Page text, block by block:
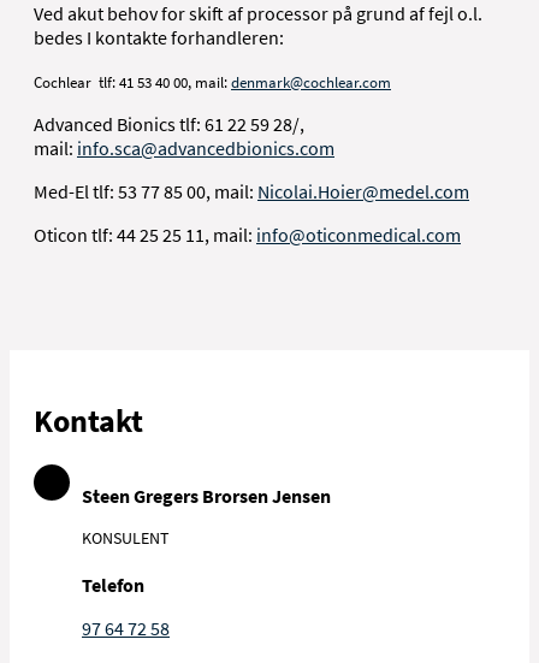
Ved akut behov for skift af processor på grund af fejl o.l.
bedes I kontakte forhandleren:
Cochlear tlf: 41 53 40 00, mail:denmark@cochlear.com
Advanced Bionics tlf: 61 22 59 28/,
mail: info.sca@advancedbionics.com
Med-El tlf: 53 77 85 00, mail: Nicolai.Hoier@medel.com
Oticon tlf: 44 25 25 11, mail: info@oticonmedical.com
Kontakt
Steen Gregers Brorsen Jensen
KONSULENT
Telefon
97 64 72 58